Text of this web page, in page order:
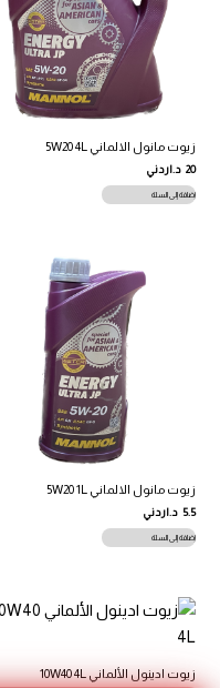
زيوت مانول الالماني 5W20 4L
20 د.اردني
إضافة إلى السلة
زيوت مانول الالماني 5W20 1L
5.5 د.اردني
إضافة إلى السلة
زيوت ادينول الألماني 10W40 4L